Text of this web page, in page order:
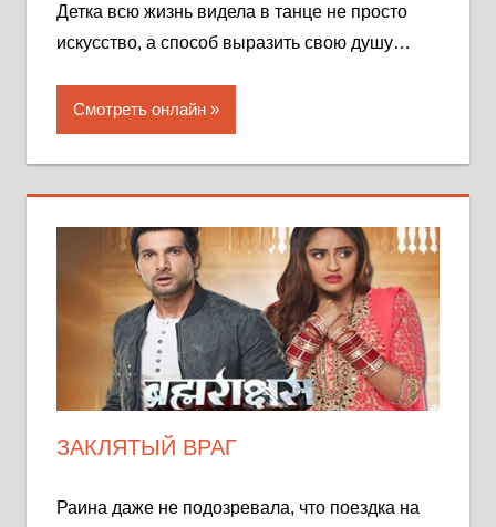
Детка всю жизнь видела в танце не просто
искусство, а способ выразить свою душу…
Смотреть онлайн
ЗАКЛЯТЫЙ ВРАГ
Раина даже не подозревала, что поездка на